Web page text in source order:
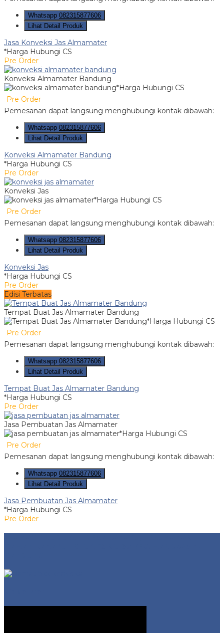
Whatsapp 082315877606
Lihat Detail Produk
Jasa Konveksi Jas Almamater
*Harga Hubungi CS
Pre Order
Konveksi Almamater Bandung
*Harga Hubungi CS
Pre Order
Pemesanan dapat langsung menghubungi kontak dibawah:
Whatsapp 082315877606
Lihat Detail Produk
Konveksi Almamater Bandung
*Harga Hubungi CS
Pre Order
Konveksi Jas
*Harga Hubungi CS
Pre Order
Pemesanan dapat langsung menghubungi kontak dibawah:
Whatsapp 082315877606
Lihat Detail Produk
Konveksi Jas
*Harga Hubungi CS
Pre Order
Edisi Terbatas
Tempat Buat Jas Almamater Bandung
*Harga Hubungi CS
Pre Order
Pemesanan dapat langsung menghubungi kontak dibawah:
Whatsapp 082315877606
Lihat Detail Produk
Tempat Buat Jas Almamater Bandung
*Harga Hubungi CS
Pre Order
Jasa Pembuatan Jas Almamater
*Harga Hubungi CS
Pre Order
Pemesanan dapat langsung menghubungi kontak dibawah:
Whatsapp 082315877606
Lihat Detail Produk
Jasa Pembuatan Jas Almamater
*Harga Hubungi CS
Pre Order